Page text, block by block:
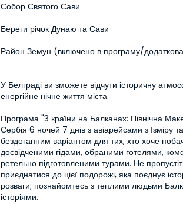
Собор Святого Сави
Береги річок Дунаю та Сави
Район Земун (включено в програму/додаткова
У Белграді ви зможете відчути історичну
енергійне нічне життя міста.
Програма "3 країни на Балканах: Північна
Сербія 6 ночей 7 днів з авіарейсами з Ізміру
бездоганним варіантом для тих, хто хоче
досвідченими гідами, обраними готелями,
ретельно підготовленими турами. Не
приєднатися до цієї подорожі, яка поєднує
розваги; познайомтесь з теплими людьми
історіями.